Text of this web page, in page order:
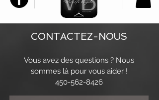
CONTACTEZ-NOUS
Vous avez des questions ? Nous
sommes là pour vous aider !
450-562-8426